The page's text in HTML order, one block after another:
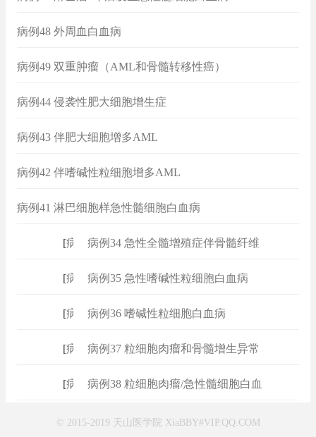
病例48 外周血白血病
病例49 双重肿瘤（AML和骨髓转移性癌）
病例44 侵袭性肥大细胞增生症
病例43 伴肥大细胞增多AML
病例42 伴嗜碱性粒细胞增多AML
病例41 淋巴细胞样急性髓细胞白血病
病例 ]病例34 急性全髓增殖症伴骨髓纤维
病例 ]病例35 急性嗜碱性粒细胞白血病
病例 ]病例36 嗜碱性粒细胞白血病
病例 ]病例37 粒细胞肉瘤和骨髓增生异常
病例 ]病例38 粒细胞肉瘤/急性髓细胞白血
© 2015-2019 天山医学院 XiaBBY#VIP.QQ.COM